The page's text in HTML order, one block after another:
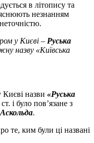
в літопису та
незнанням
у Києві – Руська
назву «Київська
назви «Руська
і було пов’язане з
.
те, ким були ці названі